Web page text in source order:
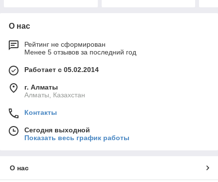
О нас
Рейтинг не сформирован
Менее 5 отзывов за последний год
Работает с 05.02.2014
г. Алматы
Алматы, Казахстан
Контакты
Сегодня выходной
Показать весь график работы
О нас